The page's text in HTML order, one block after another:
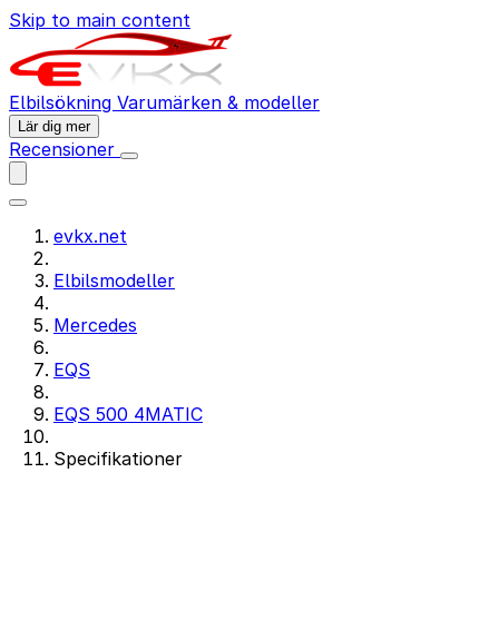
Skip to main content
Elbilsökning Varumärken & modeller
Lär dig mer
Recensioner
evkx.net
Elbilsmodeller
Mercedes
EQS
EQS 500 4MATIC
Specifikationer